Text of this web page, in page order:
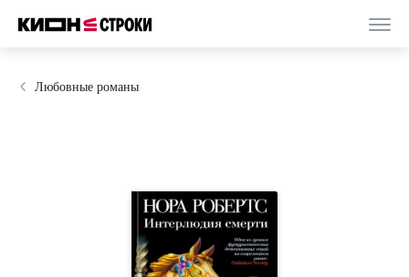
Любовные романы